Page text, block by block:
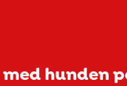
med hunden